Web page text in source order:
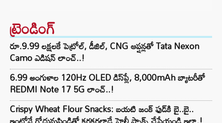
ట్రెండింగ్‌
రూ.9.99 లక్షలకే పెట్రోల్, డీజిల్, CNG ఆప్షన్లతో Tata Nexon
Camo ఎడిషన్ లాంచ్..!
6.99 అంగుళాల 120Hz OLED డిస్‌ప్లే, 8,000mAh బ్యాటరీతో
REDMI Note 17 5G లాంచ్..!
Crispy Wheat Flour Snacks: బయటి జంక్ ఫుడ్‌కి బై..బై..